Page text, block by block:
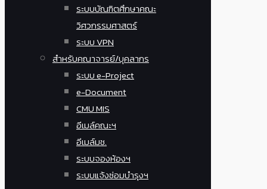
ระบบบัณฑิตศึกษาคณะ
วิศวกรรมศาสตร์
ระบบ VPN
สำหรับคณาจารย์/บุคลากร
ระบบ e-Project
e-Document
CMU MIS
อีเมล์คณะฯ
อีเมล์มช.
ระบบจองห้องฯ
ระบบแจ้งซ่อมบำรุงฯ